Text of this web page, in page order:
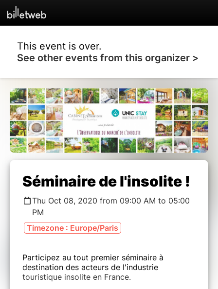
This event is over.
See other events from this organizer >
Séminaire de l'insolite !
Thu Oct 08, 2020 from 09:00 AM to 05:00
PM
Timezone : Europe/Paris
Participez au tout premier séminaire à
destination des acteurs de l'industrie
touristique insolite en France.